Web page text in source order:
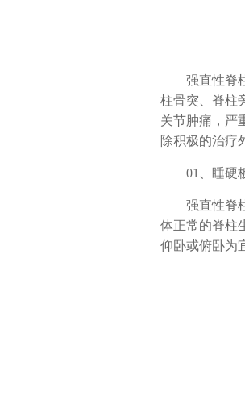
强直性脊柱
柱骨突、脊柱
关节肿痛，严
除积极的治疗
01、睡硬
强直性脊柱
体正常的脊柱
仰卧或俯卧为